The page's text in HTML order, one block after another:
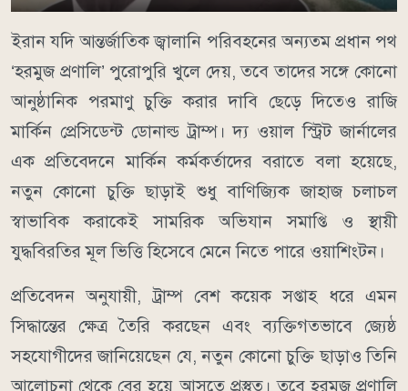
ইরান যদি আন্তর্জাতিক জ্বালানি পরিবহনের অন্যতম প্রধান পথ
‘হরমুজ প্রণালি’ পুরোপুরি খুলে দেয়, তবে তাদের সঙ্গে কোনো
আনুষ্ঠানিক পরমাণু চুক্তি করার দাবি ছেড়ে দিতেও রাজি
মার্কিন প্রেসিডেন্ট ডোনাল্ড ট্রাম্প। দ্য ওয়াল স্ট্রিট জার্নালের
এক প্রতিবেদনে মার্কিন কর্মকর্তাদের বরাতে বলা হয়েছে,
নতুন কোনো চুক্তি ছাড়াই শুধু বাণিজ্যিক জাহাজ চলাচল
স্বাভাবিক করাকেই সামরিক অভিযান সমাপ্তি ও স্থায়ী
যুদ্ধবিরতির মূল ভিত্তি হিসেবে মেনে নিতে পারে ওয়াশিংটন।
প্রতিবেদন অনুযায়ী, ট্রাম্প বেশ কয়েক সপ্তাহ ধরে এমন
সিদ্ধান্তের ক্ষেত্র তৈরি করছেন এবং ব্যক্তিগতভাবে জ্যেষ্ঠ
সহযোগীদের জানিয়েছেন যে, নতুন কোনো চুক্তি ছাড়াও তিনি
আলোচনা থেকে বের হয়ে আসতে প্রস্তুত। তবে হরমুজ প্রণালি